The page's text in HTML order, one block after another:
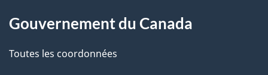
i
l
propos
de
Gouvernement du Canada
Toutes les coordonnées